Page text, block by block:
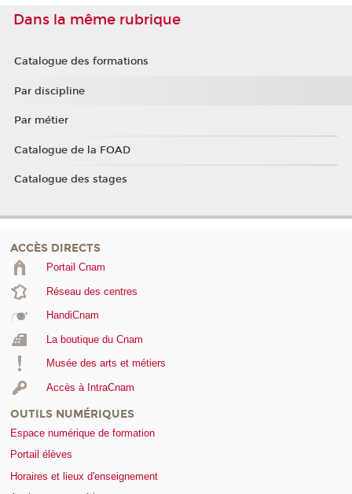
Dans la même rubrique
Catalogue des formations
Par discipline
Par métier
Catalogue de la FOAD
Catalogue des stages
ACCÈS DIRECTS
Portail Cnam
Réseau des centres
HandiCnam
La boutique du Cnam
Musée des arts et métiers
Accès à IntraCnam
OUTILS NUMÉRIQUES
Espace numérique de formation
Portail élèves
Horaires et lieux d'enseignement